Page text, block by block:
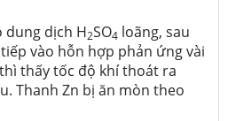
dung dịch H2SO4 loãng, sau
vào hỗn hợp phản ứng vài
thì thấy tốc độ khí thoát ra
Thanh Zn bị ăn mòn theo